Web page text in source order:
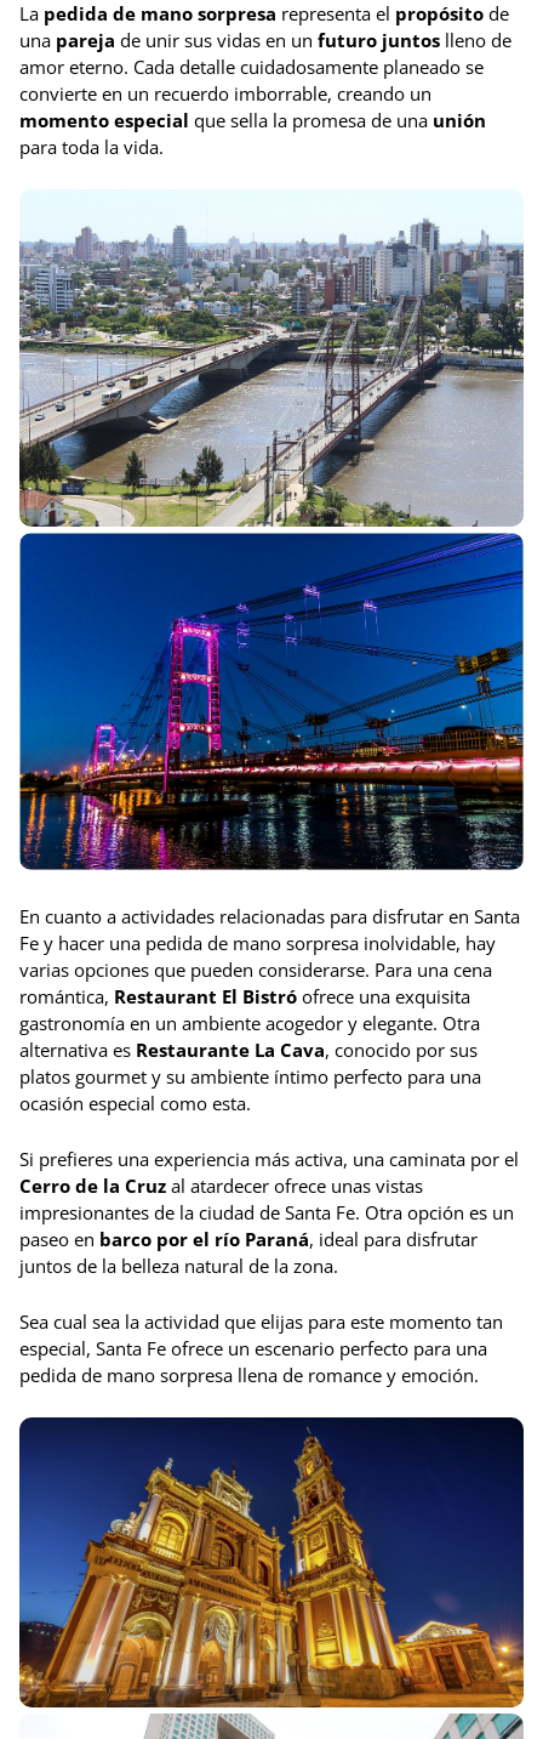
La pedida de mano sorpresa representa el propósito de
una pareja de unir sus vidas en un futuro juntos lleno de
amor eterno. Cada detalle cuidadosamente planeado se
convierte en un recuerdo imborrable, creando un
momento especial que sella la promesa de una unión
para toda la vida.
En cuanto a actividades relacionadas para disfrutar en Santa
Fe y hacer una pedida de mano sorpresa inolvidable, hay
varias opciones que pueden considerarse. Para una cena
romántica, Restaurant El Bistró ofrece una exquisita
gastronomía en un ambiente acogedor y elegante. Otra
alternativa es Restaurante La Cava, conocido por sus
platos gourmet y su ambiente íntimo perfecto para una
ocasión especial como esta.
Si prefieres una experiencia más activa, una caminata por el
Cerro de la Cruz al atardecer ofrece unas vistas
impresionantes de la ciudad de Santa Fe. Otra opción es un
paseo en barco por el río Paraná, ideal para disfrutar
juntos de la belleza natural de la zona.
Sea cual sea la actividad que elijas para este momento tan
especial, Santa Fe ofrece un escenario perfecto para una
pedida de mano sorpresa llena de romance y emoción.